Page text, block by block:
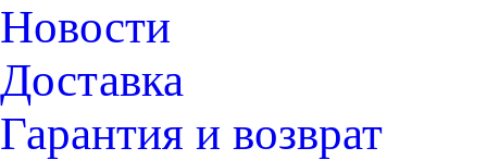
Новости
Доставка
Гарантия и возврат